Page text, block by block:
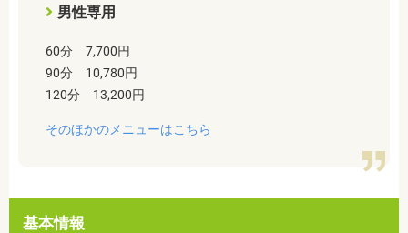
男性専用
60分 7,700円
90分 10,780円
120分 13,200円
そのほかのメニューはこちら
基本情報